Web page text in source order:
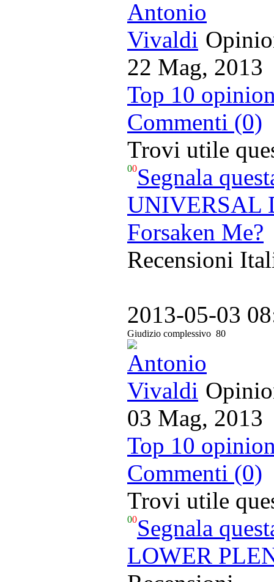
22 Mag, 2013
Top 10
Commenti (0)
Trovi utile
00Segnala
UNIVERSAL
Forsaken Me?
Recensioni
2013-05-03
Giudizio complessivo 80
03 Mag, 2013
Top 10
Commenti (0)
Trovi utile
00Segnala
LOWER